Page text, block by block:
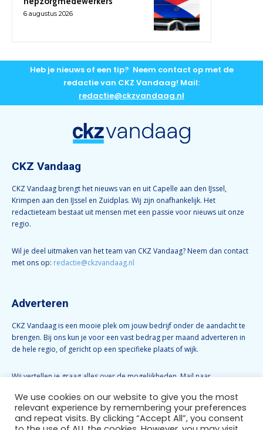
6 augustus 2026
Heb je nieuws of een tip? Neem contact op met de
redactie van CKZ Vandaag! Mail:
redactie@ckzvandaag.nl
CKZ Vandaag
CKZ Vandaag brengt het nieuws van en uit Capelle aan den IJssel,
Krimpen aan den IJssel en Zuidplas. Wij zijn onafhankelijk. Het
redactieteam bestaat uit mensen met een passie voor nieuws uit onze
regio.
Wil je deel uitmaken van het team van CKZ Vandaag? Neem dan contact
met ons op: redactie@ckzvandaag.nl
Adverteren
CKZ Vandaag is een mooie plek om jouw bedrijf onder de aandacht te
brengen. Bij ons kun je voor een vast bedrag per maand adverteren in
de hele regio, of gericht op een specifieke plaats of wijk.
Wij vertellen je graag alles over de mogelijkheden. Mail naar
We use cookies on our website to give you the most
relevant experience by remembering your preferences
and repeat visits. By clicking “Accept All”, you consent